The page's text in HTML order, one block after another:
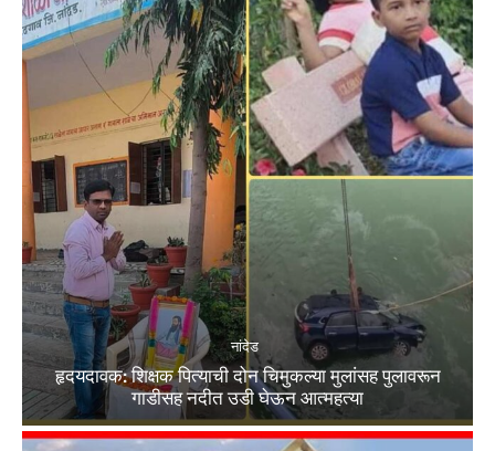
नांदेड
हृदयदावक: शिक्षक पित्याची दोन चिमुकल्या मुलांसह पुलावरून
गाडीसह नदीत उडी घेऊन आत्महत्या